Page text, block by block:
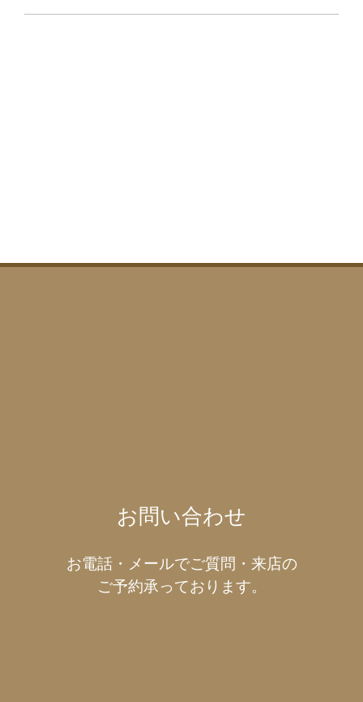
お問い合わせ
お電話・メールでご質問・来店の
ご予約承っております。